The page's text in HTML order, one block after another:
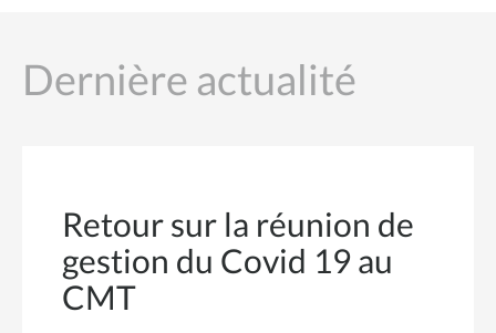
Dernière actualité
Retour sur la réunion de
gestion du Covid 19 au
CMT